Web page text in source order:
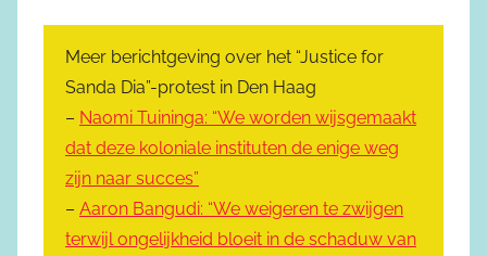
Meer berichtgeving over het “Justice for
Sanda Dia”-protest in Den Haag
– Naomi Tuininga: “We worden wijsgemaakt
dat deze koloniale instituten de enige weg
zijn naar succes”
– Aaron Bangudi: “We weigeren te zwijgen
terwijl ongelijkheid bloeit in de schaduw van